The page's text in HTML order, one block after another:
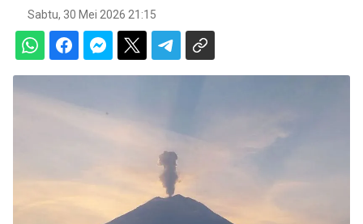
Sabtu, 30 Mei 2026 21:15